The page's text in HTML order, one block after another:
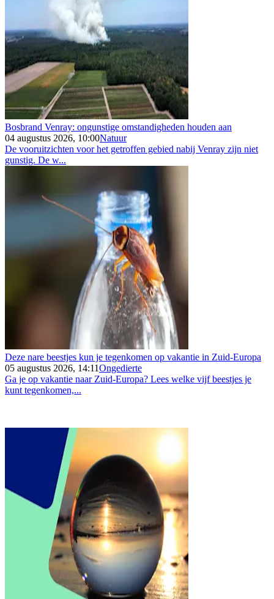
Bosbrand Venray: ongunstige omstandigheden houden aan
04 augustus 2026, 10:00Natuur
De vooruitzichten voor het getroffen gebied nabij Venray zijn niet
gunstig. De w...
Deze nare beestjes kun je tegenkomen op vakantie in Zuid-Europa
05 augustus 2026, 14:11Ongedierte
Ga je op vakantie naar Zuid-Europa? Lees welke vijf beestjes je
kunt tegenkomen,...